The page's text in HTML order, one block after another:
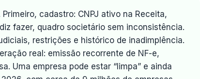
cadastro: CNPJ ativo na Receita,
fazer, quadro societário sem inconsistência.
restrições e histórico de inadimplência.
real: emissão recorrente de NF-e,
Uma empresa pode estar “limpa” e ainda